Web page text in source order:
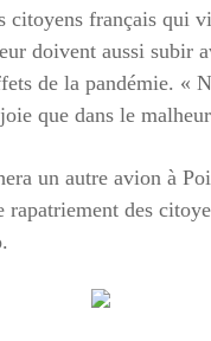
citoyens français qui
doivent aussi subir
de la pandémie. «
que dans le
un autre avion à
rapatriement des